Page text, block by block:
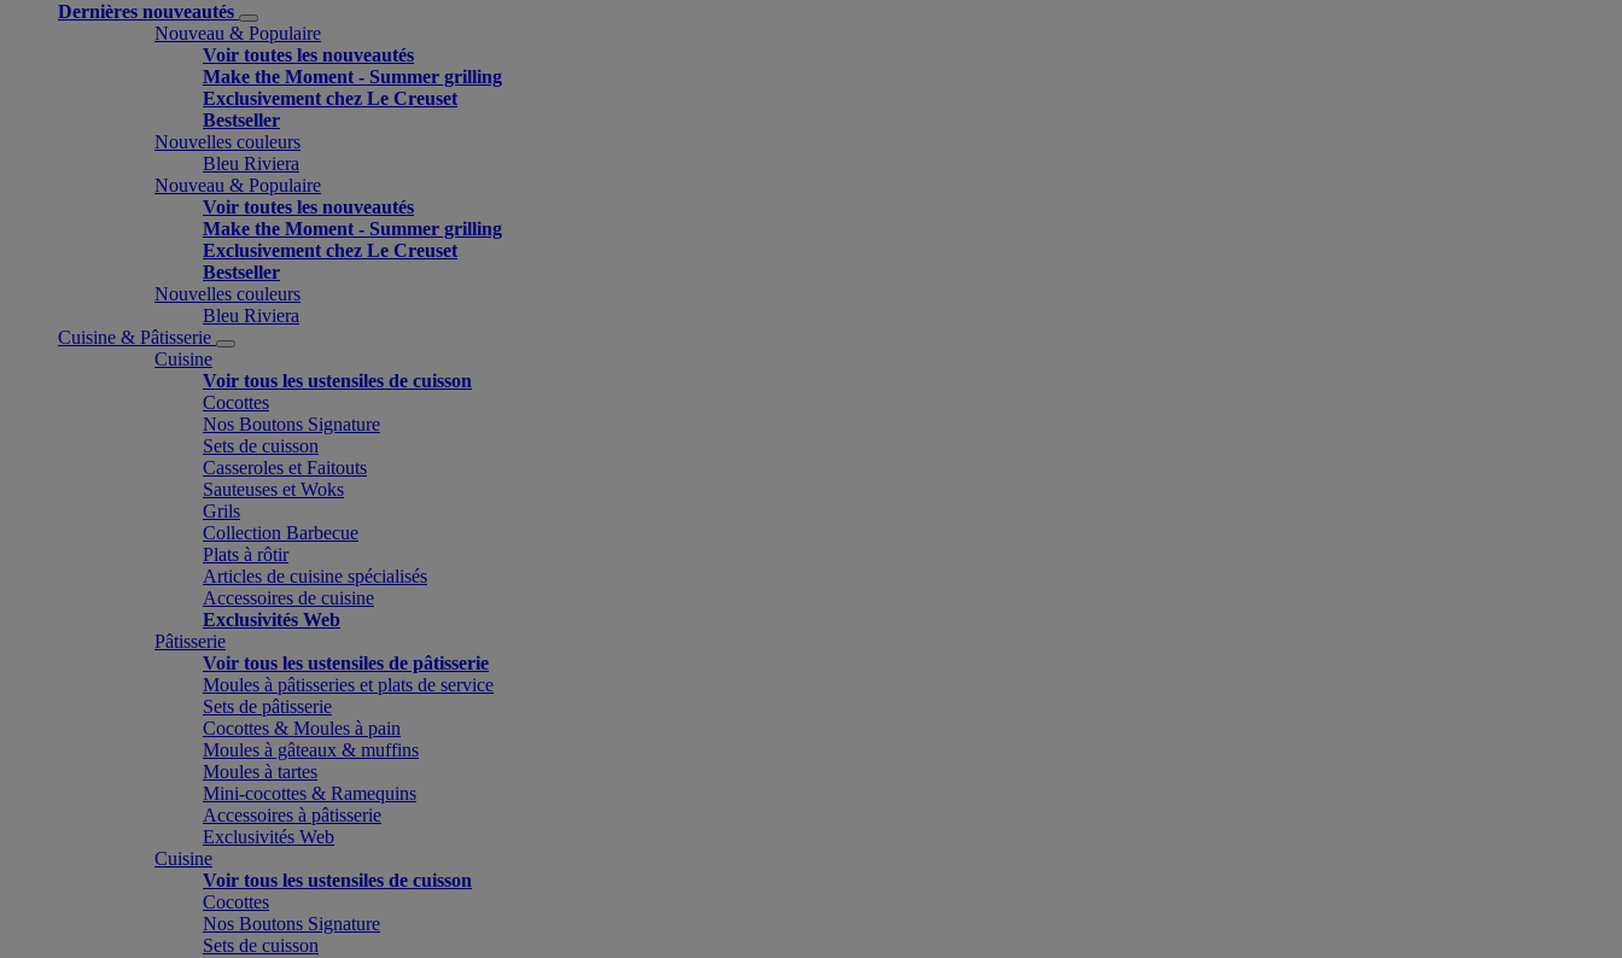
Dernières nouveautés
Nouveau & Populaire
Voir toutes les nouveautés
Make the Moment - Summer grilling
Exclusivement chez Le Creuset
Bestseller
Nouvelles couleurs
Bleu Riviera
Nouveau & Populaire
Voir toutes les nouveautés
Make the Moment - Summer grilling
Exclusivement chez Le Creuset
Bestseller
Nouvelles couleurs
Bleu Riviera
Cuisine & Pâtisserie
Cuisine
Voir tous les ustensiles de cuisson
Cocottes
Nos Boutons Signature
Sets de cuisson
Casseroles et Faitouts
Sauteuses et Woks
Grils
Collection Barbecue
Plats à rôtir
Articles de cuisine spécialisés
Accessoires de cuisine
Exclusivités Web
Pâtisserie
Voir tous les ustensiles de pâtisserie
Moules à pâtisseries et plats de service
Sets de pâtisserie
Cocottes & Moules à pain
Moules à gâteaux & muffins
Moules à tartes
Mini-cocottes & Ramequins
Accessoires à pâtisserie
Exclusivités Web
Cuisine
Voir tous les ustensiles de cuisson
Cocottes
Nos Boutons Signature
Sets de cuisson